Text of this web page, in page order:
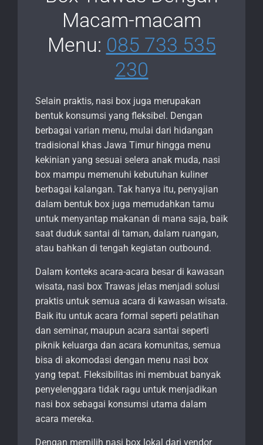
Macam-macam
Menu: 085 733 535
230
Selain praktis, nasi box juga merupakan
bentuk konsumsi yang fleksibel. Dengan
berbagai varian menu, mulai dari hidangan
tradisional khas Jawa Timur hingga menu
kekinian yang sesuai selera anak muda, nasi
box mampu memenuhi kebutuhan kuliner
berbagai kalangan. Tak hanya itu, penyajian
dalam bentuk box juga memudahkan tamu
untuk menyantap makanan di mana saja, baik
saat duduk santai di taman, dalam ruangan,
atau bahkan di tengah kegiatan outbound.
Dalam konteks acara-acara besar di kawasan
wisata, nasi box Trawas jelas menjadi solusi
praktis untuk semua acara di kawasan wisata.
Baik itu untuk acara formal seperti pelatihan
dan seminar, maupun acara santai seperti
piknik keluarga dan acara komunitas, semua
bisa di akomodasi dengan menu nasi box
yang tepat. Fleksibilitas ini membuat banyak
penyelenggara tidak ragu untuk menjadikan
nasi box sebagai konsumsi utama dalam
acara mereka.
Dengan memilih nasi box lokal dari vendor